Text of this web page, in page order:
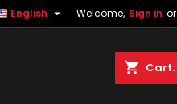
Welcome, Sign in or
English 
shopping_cart Cart: